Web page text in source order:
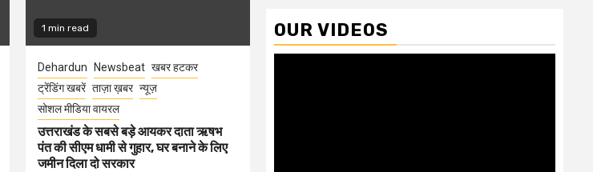
1 min read
Dehardun Newsbeat खबर हटकर
ट्रेंडिंग खबरें ताज़ा ख़बर न्यूज़
सोशल मीडिया वायरल
उत्तराखंड के सबसे बड़े आयकर दाता ऋषभ
पंत की सीएम धामी से गुहार, घर बनाने के लिए
जमीन दिला दो सरकार
OUR VIDEOS